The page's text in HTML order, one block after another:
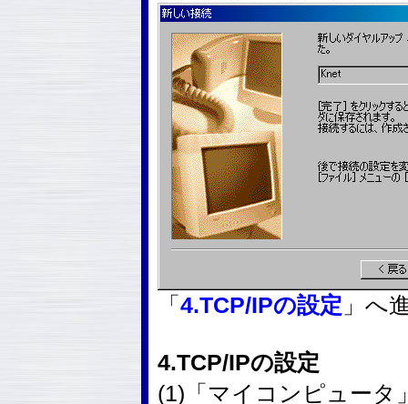
「 4.TCP/IPの設定 」へ
4.TCP/IPの設定
(1)「マイコンピュー